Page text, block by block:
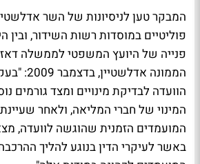
המבקר טען לניסיונות של השר
פוליטיים במוסדות רשות השידור, ובין
פנייה של היועץ המשפטי לממשלה דאז
הממונה
הוועדה לבדיקת מינויים ומצד גורמים
המינוי של חברי המליאה, ולאחר
המועמדים הזמנית שהוגשה לוועדה,
באשר לעיקרי הדין בנוגע להליך